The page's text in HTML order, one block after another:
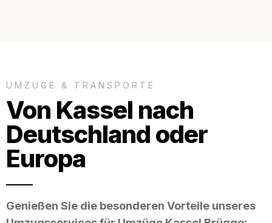
UMZÜGE & TRANSPORTE
Von Kassel nach
Deutschland oder
Europa
Genießen Sie die besonderen Vorteile unseres